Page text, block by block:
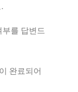
를 답변드
완료되어